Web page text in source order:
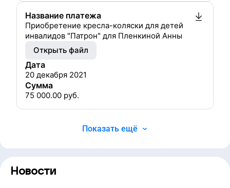
Название платежа
Приобретение кресла-коляски для детей
инвалидов "Патрон" для Пленкиной Анны
Открыть файл
Дата
20 декабря 2021
Сумма
75 000.00 руб.
Показать ещё
Новости